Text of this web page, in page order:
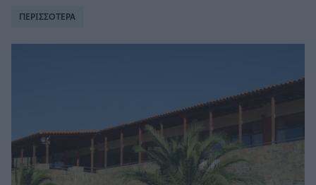
ΠΕΡΙΣΣΟΤΕΡΑ